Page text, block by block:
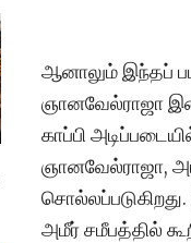
ஆனாலும் இந்தப்
ஞானவேல்ராஜா
காப்பி
ஞானவேல்ராஜா,
அமீர் சமீபத்தில்